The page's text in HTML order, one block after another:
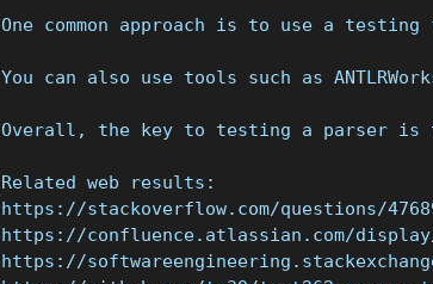
One common approach is to use a
You can also use tools such as
Overall, the key to testing a parser is
Related web results:
https://stackoverflow.com/questions/
https://confluence.atlassian.com/display/
https://